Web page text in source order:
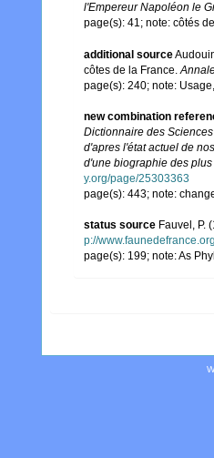
l'Empereur Napoléon le
page(s): 41; note: côtés
additional source
côtes de la France.
page(s): 240; note:
new combination
Dictionnaire des
d'apres l'état actuel de
d'une biographie des
y.org/page/25303363
page(s): 443; note:
status source Fauvel, P.
p://
page(s): 199; note: As